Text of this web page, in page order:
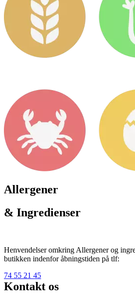
Allergener
& Ingredienser
Henvendelser omkring Allergener og
butikken indenfor åbningstiden på tlf:
74 55 21 45
Kontakt os